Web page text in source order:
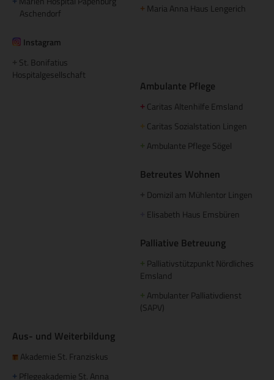
Aschendorf
Instagram
St. Bonifatius
Hospitalgesellschaft
+ Maria Anna Haus Lengerich
Ambulante Pflege
+ Caritas Altenhilfe Emsland
+ Caritas Sozialstation Lingen
+ Ambulante Pflege Sögel
Betreutes Wohnen
Domizil am Mühlentor Lingen
Elisabeth Haus Emsbüren
Palliative Betreuung
+ Palliativstützpunkt Nördliches
Emsland
+ Ambulanter Palliativdienst
(SAPV)
Aus- und Weiterbildung
Akademie St. Franziskus
+ Pflegeakademie St. Anna